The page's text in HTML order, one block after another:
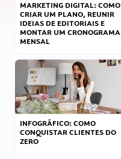
MARKETING DIGITAL: COMO
CRIAR UM PLANO, REUNIR
IDEIAS DE EDITORIAIS E
MONTAR UM CRONOGRAMA
MENSAL
INFOGRÁFICO: COMO
CONQUISTAR CLIENTES DO
ZERO